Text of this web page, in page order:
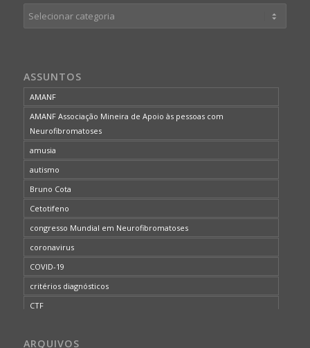
Categorias
ASSUNTOS
AMANF
AMANF Associação Mineira de Apoio às pessoas com
Neurofibromatoses
amusia
autismo
Bruno Cota
Cetotifeno
congresso Mundial em Neurofibromatoses
coronavirus
COVID-19
critérios diagnósticos
CTF
desordem do processamento auditivo
ARQUIVOS